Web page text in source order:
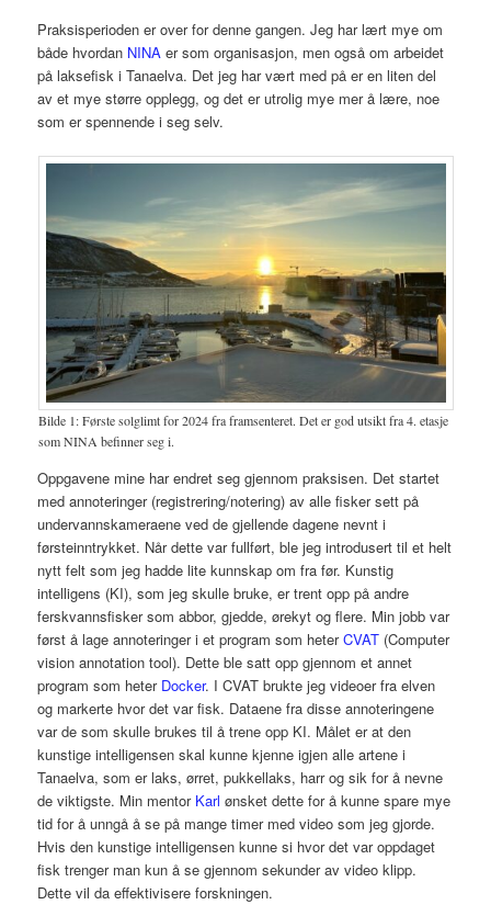
Praksisperioden er over for denne gangen. Jeg har lært mye om
både hvordan NINA er som organisasjon, men også om arbeidet
på laksefisk i Tanaelva. Det jeg har vært med på er en liten del
av et mye større opplegg, og det er utrolig mye mer å lære, noe
som er spennende i seg selv.
Bilde 1: Første solglimt for 2024 fra framsenteret. Det er god utsikt fra 4. etasje
som NINA befinner seg i.
Oppgavene mine har endret seg gjennom praksisen. Det startet
med annoteringer (registrering/notering) av alle fisker sett på
undervannskameraene ved de gjellende dagene nevnt i
førsteinntrykket. Når dette var fullført, ble jeg introdusert til et helt
nytt felt som jeg hadde lite kunnskap om fra før. Kunstig
intelligens (KI), som jeg skulle bruke, er trent opp på andre
ferskvannsfisker som abbor, gjedde, ørekyt og flere. Min jobb var
først å lage annoteringer i et program som heterCVAT (Computer
vision annotation tool). Dette ble satt opp gjennom et annet
program som heter Docker. I CVAT brukte jeg videoer fra elven
og markerte hvor det var fisk. Dataene fra disse annoteringene
var de som skulle brukes til å trene opp KI. Målet er at den
kunstige intelligensen skal kunne kjenne igjen alle artene i
Tanaelva, som er laks, ørret, pukkellaks, harr og sik for å nevne
de viktigste. Min mentor Karl ønsket dette for å kunne spare mye
tid for å unngå å se på mange timer med video som jeg gjorde.
Hvis den kunstige intelligensen kunne si hvor det var oppdaget
fisk trenger man kun å se gjennom sekunder av video klipp.
Dette vil da effektivisere forskningen.